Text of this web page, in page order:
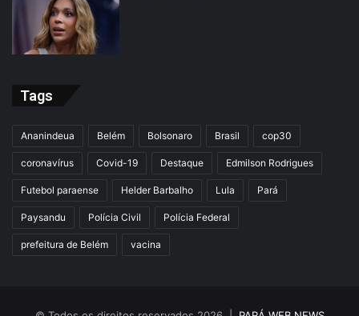
Tags
Ananindeua Belém Bolsonaro Brasil cop30
coronavírus Covid-19 Destaque Edmilson Rodrigues
Futebol paraense Helder Barbalho Lula Pará
Paysandu Polícia Civil Polícia Federal
prefeitura de Belém vacina